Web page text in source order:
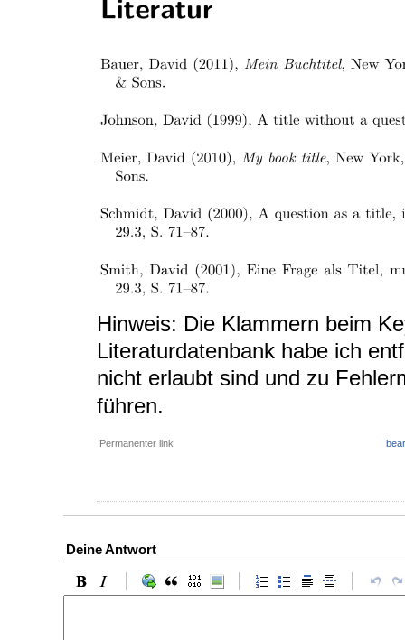
Hinweis: Die Klammern beim
Literaturdatenbank habe ich
nicht erlaubt sind und zu
führen.
Permanenter link
Deine Antwort